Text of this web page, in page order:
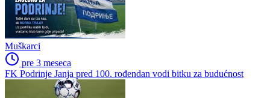
Muškarci
pre 3 meseca
FK Podrinje Janja pred 100. rođendan vodi bitku za budućnost